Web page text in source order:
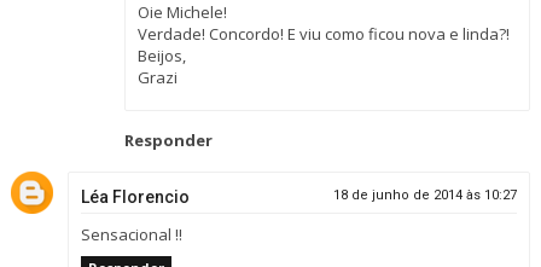
Oie Michele!
Verdade! Concordo! E viu como ficou nova e linda?!
Beijos,
Grazi
Responder
Léa Florencio 18 de junho de 2014 às 10:27
Sensacional !!